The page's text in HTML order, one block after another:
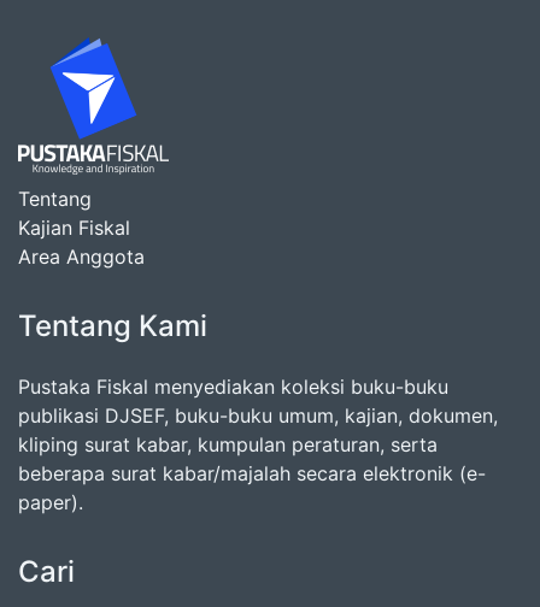
Tentang
Kajian Fiskal
Area Anggota
Tentang Kami
Pustaka Fiskal menyediakan koleksi buku-buku
publikasi DJSEF, buku-buku umum, kajian, dokumen,
kliping surat kabar, kumpulan peraturan, serta
beberapa surat kabar/majalah secara elektronik (e-
paper).
Cari